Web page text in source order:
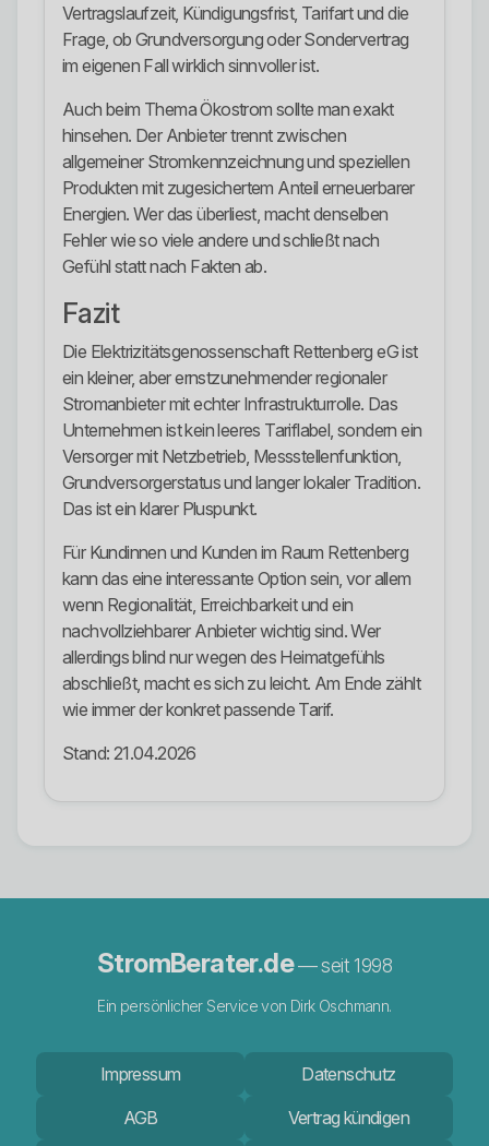
Vertragslaufzeit, Kündigungsfrist, Tarifart und die
Frage, ob Grundversorgung oder Sondervertrag
im eigenen Fall wirklich sinnvoller ist.
Auch beim Thema Ökostrom sollte man exakt
hinsehen. Der Anbieter trennt zwischen
allgemeiner Stromkennzeichnung und speziellen
Produkten mit zugesichertem Anteil erneuerbarer
Energien. Wer das überliest, macht denselben
Fehler wie so viele andere und schließt nach
Gefühl statt nach Fakten ab.
Fazit
Die Elektrizitätsgenossenschaft Rettenberg eG ist
ein kleiner, aber ernstzunehmender regionaler
Stromanbieter mit echter Infrastrukturrolle. Das
Unternehmen ist kein leeres Tariflabel, sondern ein
Versorger mit Netzbetrieb, Messstellenfunktion,
Grundversorgerstatus und langer lokaler Tradition.
Das ist ein klarer Pluspunkt.
Für Kundinnen und Kunden im Raum Rettenberg
kann das eine interessante Option sein, vor allem
wenn Regionalität, Erreichbarkeit und ein
nachvollziehbarer Anbieter wichtig sind. Wer
allerdings blind nur wegen des Heimatgefühls
abschließt, macht es sich zu leicht. Am Ende zählt
wie immer der konkret passende Tarif.
Stand: 21.04.2026
StromBerater.de— seit 1998
Ein persönlicher Service von Dirk Oschmann.
Impressum
Datenschutz
AGB
Vertrag kündigen